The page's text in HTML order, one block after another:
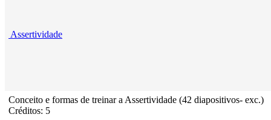
Assertividade
Conceito e formas de treinar a Assertividade (42 diapositivos- exc.)
Créditos: 5